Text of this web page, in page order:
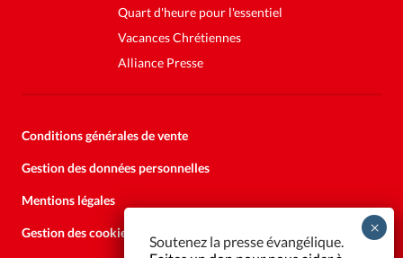
Quart d'heure pour l'essentiel
Vacances Chrétiennes
Alliance Presse
Conditions générales de vente
Gestion des données personnelles
Mentions légales
Gestion des cookies
Soutenez la presse évangélique.